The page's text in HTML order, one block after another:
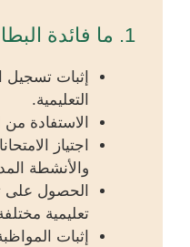
1. ما فائدة البطاقة المدرسية ؟
إثبات تسجيل
التعليمية.
الاستفادة
اجتياز
والأنشطة
الحصول على
تعليمية
إثبات